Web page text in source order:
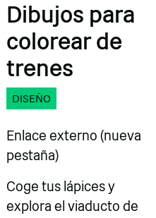
Dibujos para
colorear de
trenes
DISEÑO
Enlace externo (nueva
pestaña)
Coge tus lápices y
explora el viaducto de